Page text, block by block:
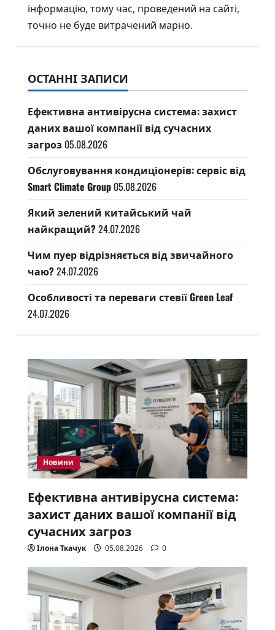
інформацію, тому час, проведений на сайті,
точно не буде витрачений марно.
ОСТАННІ ЗАПИСИ
Ефективна антивірусна система: захист
даних вашої компанії від сучасних
загроз 05.08.2026
Обслуговування кондиціонерів: сервіс від
Smart Climate Group 05.08.2026
Який зелений китайський чай
найкращий?24.07.2026
Чим пуер відрізняється від звичайного
чаю?24.07.2026
Особливості та переваги стевії Green Leaf
24.07.2026
Новини
Ефективна антивірусна система:
захист даних вашої компанії від
сучасних загроз
Ілона Ткачук 05.08.2026 0